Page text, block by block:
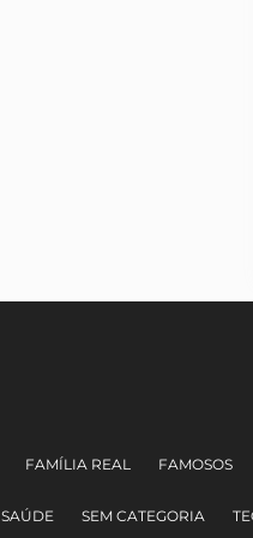
FAMÍLIA REAL FAMOSOS
SAÚDE SEM CATEGORIA